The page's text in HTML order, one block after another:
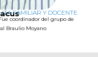
FAMILIAR Y DOCENTE
coordinador del grupo de
Braulio Moyano